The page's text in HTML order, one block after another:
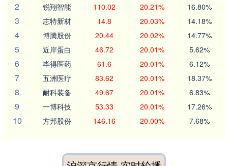
2 锐翔智能 110.02 20.21% 16.80%
3 志特新材 14.8 20.03% 14.18%
4 博腾股份 20.44 20.02% 14.77%
5 近岸蛋白 46.72 20.01% 5.62%
6 毕得医药 61.6 20.01% 6.12%
7 五洲医疗 83.62 20.01% 18.37%
8 耐科装备 49.67 20.01% 6.83%
9 一博科技 53.33 20.01% 17.26%
10 方邦股份 146.16 20.00% 7.68%